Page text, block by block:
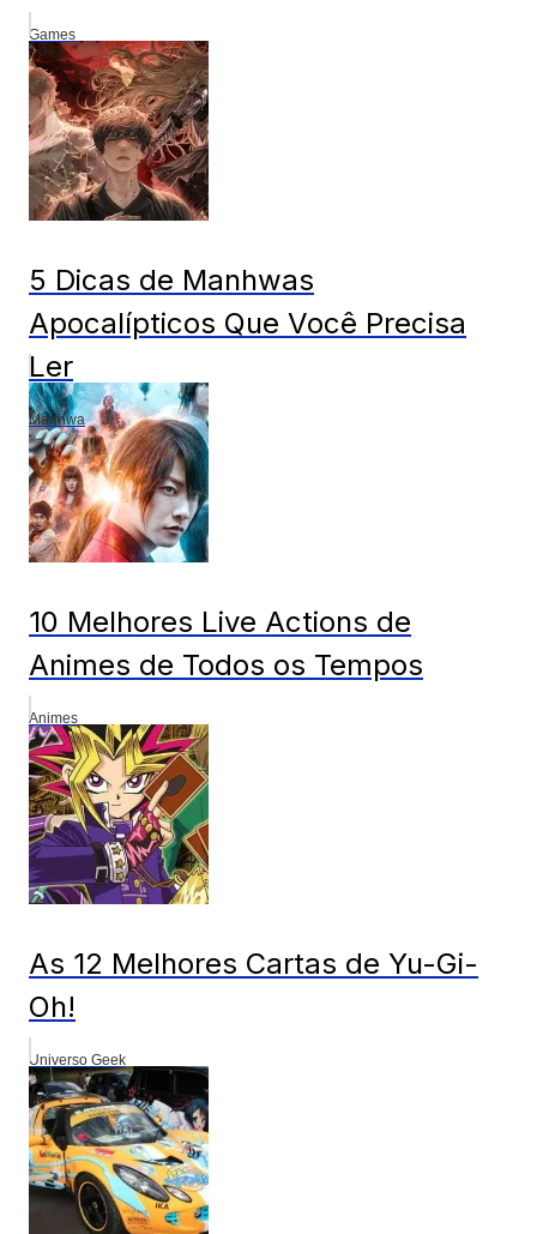
Games
5 Dicas de Manhwas
Apocalípticos Que Você Precisa
Ler
Manhwa
10 Melhores Live Actions de
Animes de Todos os Tempos
Animes
As 12 Melhores Cartas de Yu-Gi-
Oh!
Universo Geek